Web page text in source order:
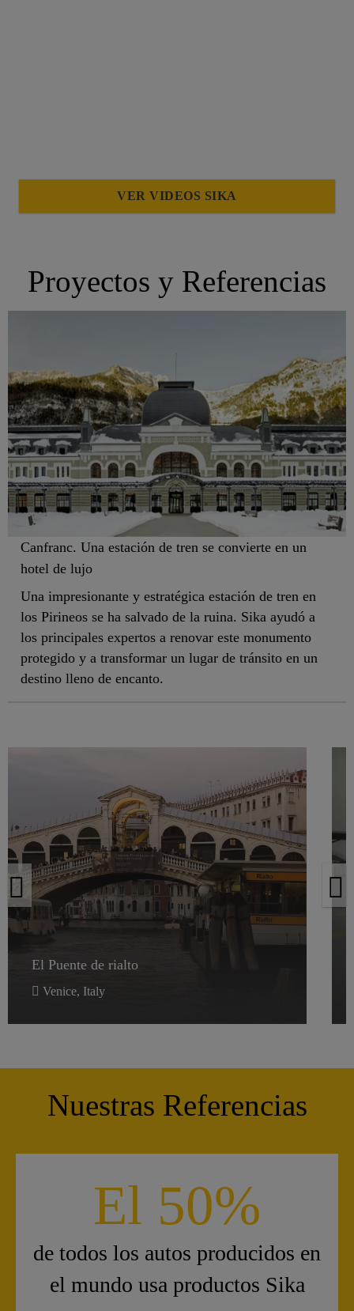
VER VIDEOS SIKA
Proyectos y Referencias
Canfranc. Una estación de tren se convierte en un
hotel de lujo
Una impresionante y estratégica estación de tren en
los Pirineos se ha salvado de la ruina. Sika ayudó a
los principales expertos a renovar este monumento
protegido y a transformar un lugar de tránsito en un
destino lleno de encanto.
El Puente de rialto
Venice, Italy
El Puente de rialto
Nuestras Referencias
El 50%
de todos los autos producidos en
el mundo usa productos Sika